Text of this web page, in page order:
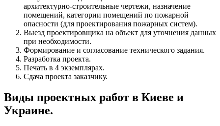
архитектурно-строительные чертежи, назначение
помещений, категории помещений по пожарной
опасности (для проектирования пожарных систем).
Выезд проектировщика на объект для уточнения данных
при необходимости.
Формирование и согласование технического задания.
Разработка проекта.
Печать в 4 экземплярах.
Сдача проекта заказчику.
Виды проектных работ в Киеве и
Украине.